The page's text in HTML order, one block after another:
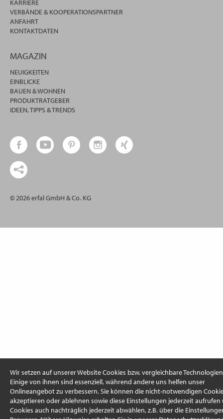
Wir setzen auf unserer Website Cookies bzw. vergleichbare
Einige von ihnen sind essenziell, während andere uns helfen unser
Onlineangebot zu verbessern. Sie können die nicht-notwendigen
akzeptieren oder ablehnen sowie diese Einstellungen jederzeit aufrufen
Cookies auch nachträglich jederzeit abwählen, z.B. über die
KARRIERE
VERBÄNDE & KOOPERATIONSPARTNER
ANFAHRT
KONTAKTDATEN
MAGAZIN
NEUIGKEITEN
EINBLICKE
BAUEN & WOHNEN
PRODUKTRATGEBER
IDEEN, TIPPS & TRENDS
© 2026 erfal GmbH & Co. KG